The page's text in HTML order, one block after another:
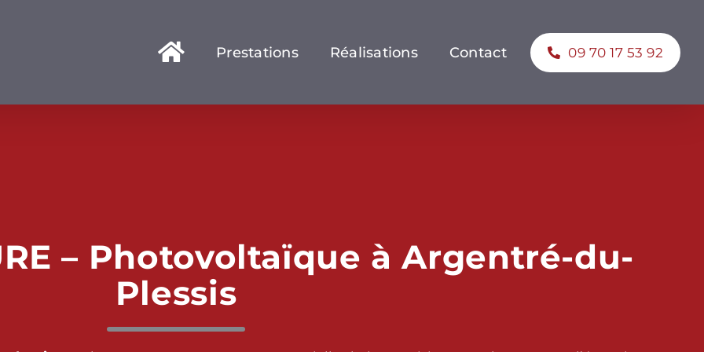
Prestations Réalisations Contact 09 70 17 53 92
– Photovoltaïque à Argentré-du-
Plessis